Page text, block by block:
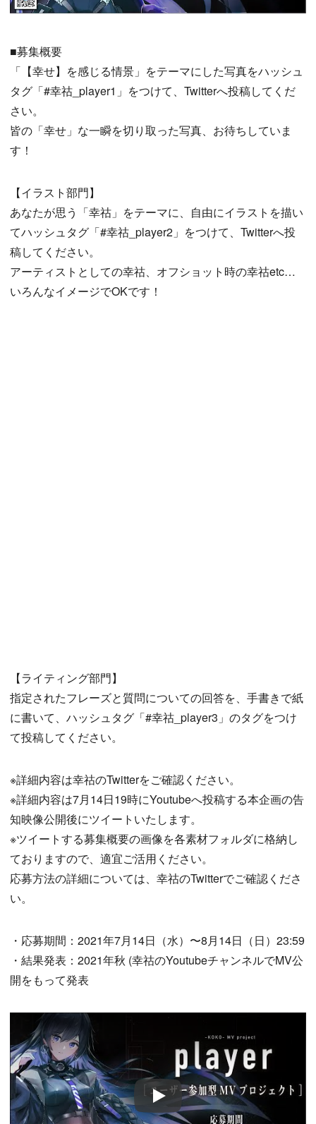
■募集概要
「【幸せ】を感じる情景」をテーマにした写真をハッシュ
タグ「#幸祜_player1」をつけて、Twitterへ投稿してくだ
さい。
皆の「幸せ」な一瞬を切り取った写真、お待ちしていま
す！
【イラスト部門】
あなたが思う「幸祜」をテーマに、自由にイラストを描い
てハッシュタグ「#幸祜_player2」をつけて、Twitterへ投
稿してください。
アーティストとしての幸祜、オフショット時の幸祜etc…
いろんなイメージでOKです！
【ライティング部門】
指定されたフレーズと質問についての回答を、手書きで紙
に書いて、ハッシュタグ「#幸祜_player3」のタグをつけ
て投稿してください。
※詳細内容は幸祜のTwitterをご確認ください。
※詳細内容は7月14日19時にYoutubeへ投稿する本企画の告
知映像公開後にツイートいたします。
※ツイートする募集概要の画像を各素材フォルダに格納し
ておりますので、適宜ご活用ください。
応募方法の詳細については、幸祜のTwitterでご確認くださ
い。
・応募期間：2021年7月14日（水）〜8月14日（日）23:59
・結果発表：2021年秋 (幸祜のYoutubeチャンネルでMV公
開をもって発表
Play